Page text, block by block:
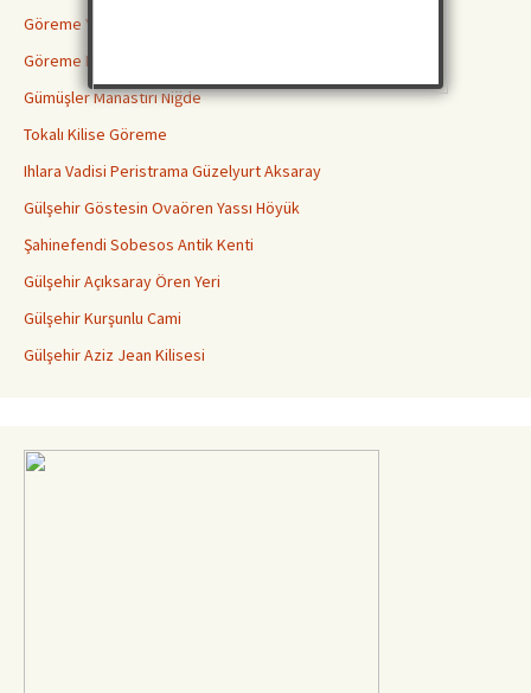
Göreme Yılanlı Kilisesi
Göreme Karanlık Kilise
Gümüşler Manastırı Niğde
Tokalı Kilise Göreme
Ihlara Vadisi Peristrama Güzelyurt Aksaray
Gülşehir Göstesin Ovaören Yassı Höyük
Şahinefendi Sobesos Antik Kenti
Gülşehir Açıksaray Ören Yeri
Gülşehir Kurşunlu Cami
Gülşehir Aziz Jean Kilisesi